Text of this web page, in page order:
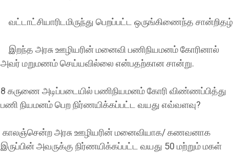
வட்டாட்சியாரிடமிருந்து பெறப்பட்ட ஒருங்கிணைந்த
இறந்த அரசு ஊழியரின் மனைவி பணிநியமனம் கோரினால்
அவர் மறுமணம் செய்யவில்லை என்பதற்கான சான்று.
8 கருணை அடிப்படையில் பணிநியமனம் கோரி விண்ணப்பித்து
பணி நியமனம் பெற நிர்ணயிக்கப்பட்ட வயது எவ்வளவு?
காலஞ்சென்ற அரசு ஊழியரின் மனைவியாக/ கணவனாக
இருப்பின் அவருக்கு நிர்ணயிக்கப்பட்ட வயது 50 மற்றும் மகள்